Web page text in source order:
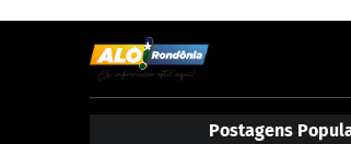
Postagens